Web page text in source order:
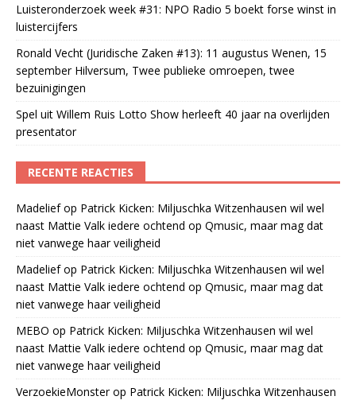
Luisteronderzoek week #31: NPO Radio 5 boekt forse winst in
luistercijfers
Ronald Vecht (Juridische Zaken #13): 11 augustus Wenen, 15
september Hilversum, Twee publieke omroepen, twee
bezuinigingen
Spel uit Willem Ruis Lotto Show herleeft 40 jaar na overlijden
presentator
RECENTE REACTIES
Madeliefop Patrick Kicken: Miljuschka Witzenhausen wil wel
naast Mattie Valk iedere ochtend op Qmusic, maar mag dat
niet vanwege haar veiligheid
Madeliefop Patrick Kicken: Miljuschka Witzenhausen wil wel
naast Mattie Valk iedere ochtend op Qmusic, maar mag dat
niet vanwege haar veiligheid
MEBO op Patrick Kicken: Miljuschka Witzenhausen wil wel
naast Mattie Valk iedere ochtend op Qmusic, maar mag dat
niet vanwege haar veiligheid
VerzoekieMonsterop Patrick Kicken: Miljuschka Witzenhausen